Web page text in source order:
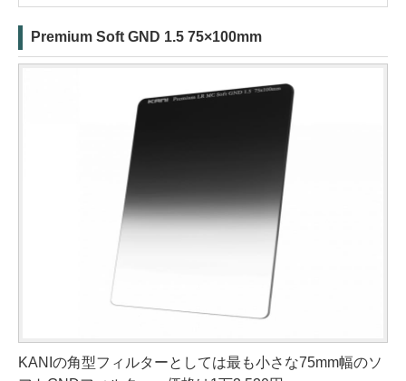
Premium Soft GND 1.5 75×100mm
KANIの角型フィルターとしては最も小さな75mm幅のソ